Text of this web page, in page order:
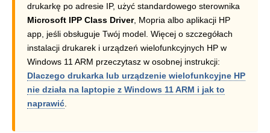
drukarkę po adresie IP, użyć standardowego sterownika
Microsoft IPP Class Driver, Mopria albo aplikacji HP
app, jeśli obsługuje Twój model. Więcej o szczegółach
instalacji drukarek i urządzeń wielofunkcyjnych HP w
Windows 11 ARM przeczytasz w osobnej instrukcji:
Dlaczego drukarka lub urządzenie wielofunkcyjne HP
nie działa na laptopie z Windows 11 ARM i jak to
naprawić